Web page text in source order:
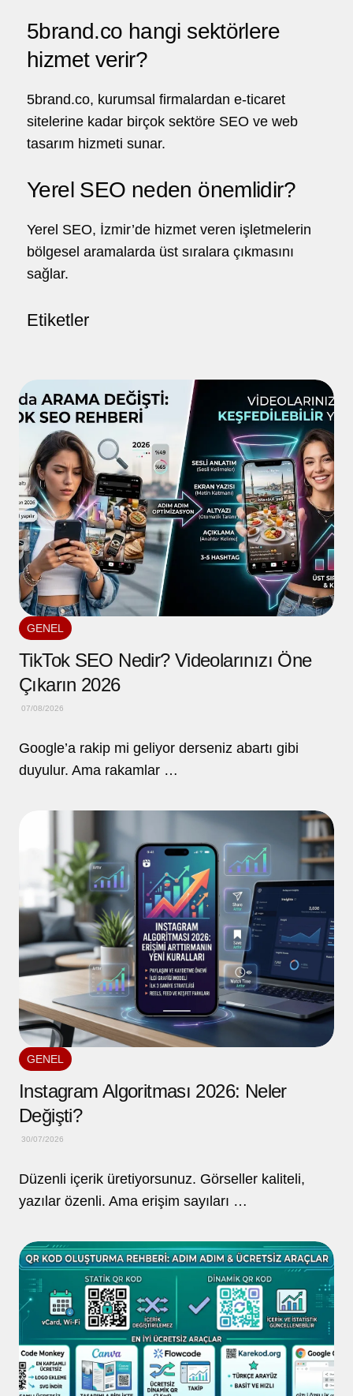
5brand.co hangi sektörlere
hizmet verir?
5brand.co, kurumsal firmalardan e-ticaret
sitelerine kadar birçok sektöre SEO ve web
tasarım hizmeti sunar.
Yerel SEO neden önemlidir?
Yerel SEO, İzmir’de hizmet veren işletmelerin
bölgesel aramalarda üst sıralara çıkmasını
sağlar.
Etiketler
GENEL
TikTok SEO Nedir? Videolarınızı Öne
Çıkarın 2026
07/08/2026
Google’a rakip mi geliyor derseniz abartı gibi
duyulur. Ama rakamlar …
GENEL
Instagram Algoritması 2026: Neler
Değişti?
30/07/2026
Düzenli içerik üretiyorsunuz. Görseller kaliteli,
yazılar özenli. Ama erişim sayıları …